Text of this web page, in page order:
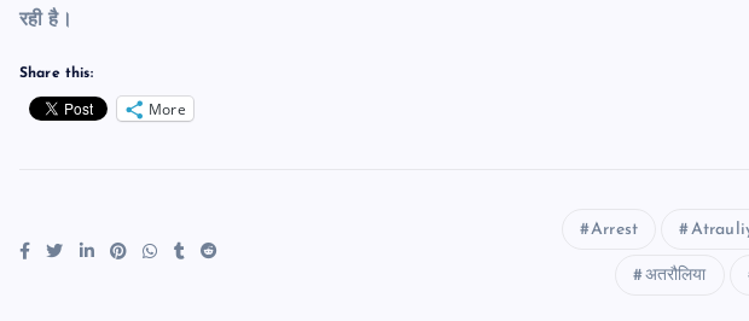
रही है।
Share this:
More
Arrest
अतरौलिया